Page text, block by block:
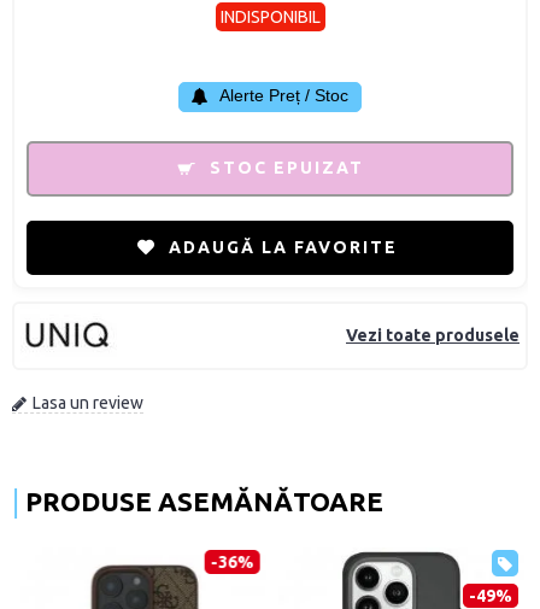
Vezi toate produsele
Lasa un review
INDISPONIBIL
Alerte Preț / Stoc
STOC EPUIZAT
ADAUGĂ LA FAVORITE
PRODUSE ASEMĂNĂTOARE
-36%
-49%